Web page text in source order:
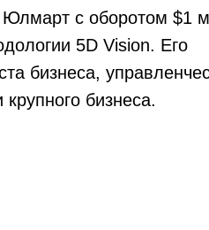
с оборотом $1
5D Vision. Его
бизнеса,
бизнеса.